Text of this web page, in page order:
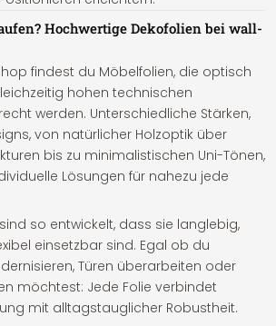
Hochwertige Dekofolien bei wall-
findest du Möbelfolien, die optisch
hohen technischen
werden. Unterschiedliche Stärken,
von natürlicher Holzoptik über
bis zu minimalistischen Uni-Tönen,
Lösungen für nahezu jede
so entwickelt, dass sie langlebig,
einsetzbar sind. Egal ob du
Türen überarbeiten oder
möchtest: Jede Folie verbindet
mit alltagstauglicher Robustheit.